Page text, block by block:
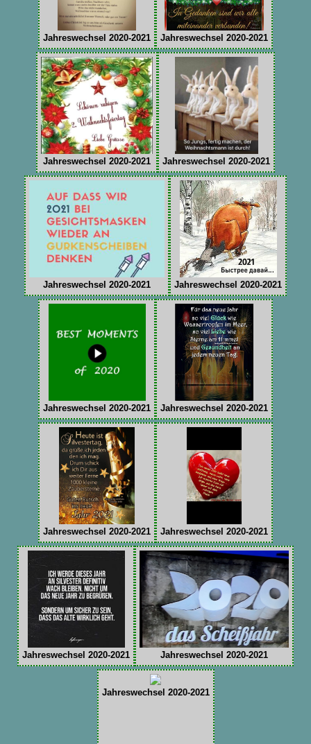
Jahreswechsel 2020-2021 Jahreswechsel 2020-2021
Jahreswechsel 2020-2021 Jahreswechsel 2020-2021
Jahreswechsel 2020-2021 Jahreswechsel 2020-2021
Jahreswechsel 2020-2021 Jahreswechsel 2020-2021
Jahreswechsel 2020-2021 Jahreswechsel 2020-2021
Jahreswechsel 2020-2021 Jahreswechsel 2020-2021
Jahreswechsel 2020-2021